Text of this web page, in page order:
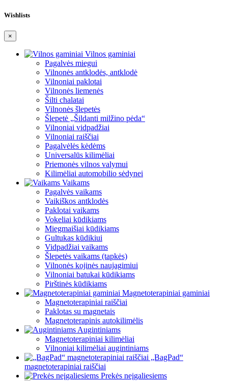
Wishlists
×
Vilnos gaminiai
Pagalvės miegui
Vilnonės antklodės, antklodė
Vilnoniai paklotai
Vilnonės liemenės
Šilti chalatai
Vilnonės šlepetės
Šlepetė „Šildanti milžino pėda“
Vilnoniai vidpadžiai
Vilnoniai raiščiai
Pagalvėlės kėdėms
Universalūs kilimėliai
Priemonės vilnos valymui
Kilimėliai automobilio sėdynei
Vaikams
Pagalvės vaikams
Vaikiškos antklodės
Paklotai vaikams
Vokeliai kūdikiams
Miegmaišiai kūdikiams
Gultukas kūdikiui
Vidpadžiai vaikams
Šlepetės vaikams (tapkės)
Vilnonės kojinės naujagimiui
Vilnoniai batukai kūdikiams
Pirštinės kūdikiams
Magnetoterapiniai gaminiai
Magnetoterapiniai raiščiai
Paklotas su magnetais
Magnetoterapinis autokilimėlis
Augintiniams
Magnetoterapiniai kilimėliai
Vilnoniai kilimėliai augintiniams
„BagPad“
magnetoterapiniai raiščiai
Prekės neįgaliesiems